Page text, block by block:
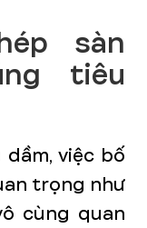
sàn
tiêu
việc bố
trọng như
cùng quan